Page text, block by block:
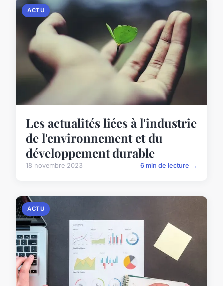
ACTU
Les actualités liées à l'industrie
de l'environnement et du
développement durable
18 novembre 2023 6 min de lecture →
ACTU